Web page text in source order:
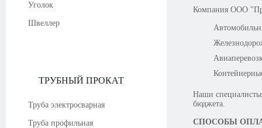
Уголок
Швеллер
ТРУБНЫЙ ПРОКАТ
Труба электросварная
Труба профильная
Компания OOO
Наши специалисты
бюджета.
СПОСОБЫ